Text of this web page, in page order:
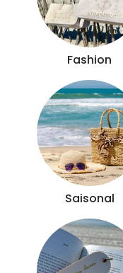
Fashion
Saisonal